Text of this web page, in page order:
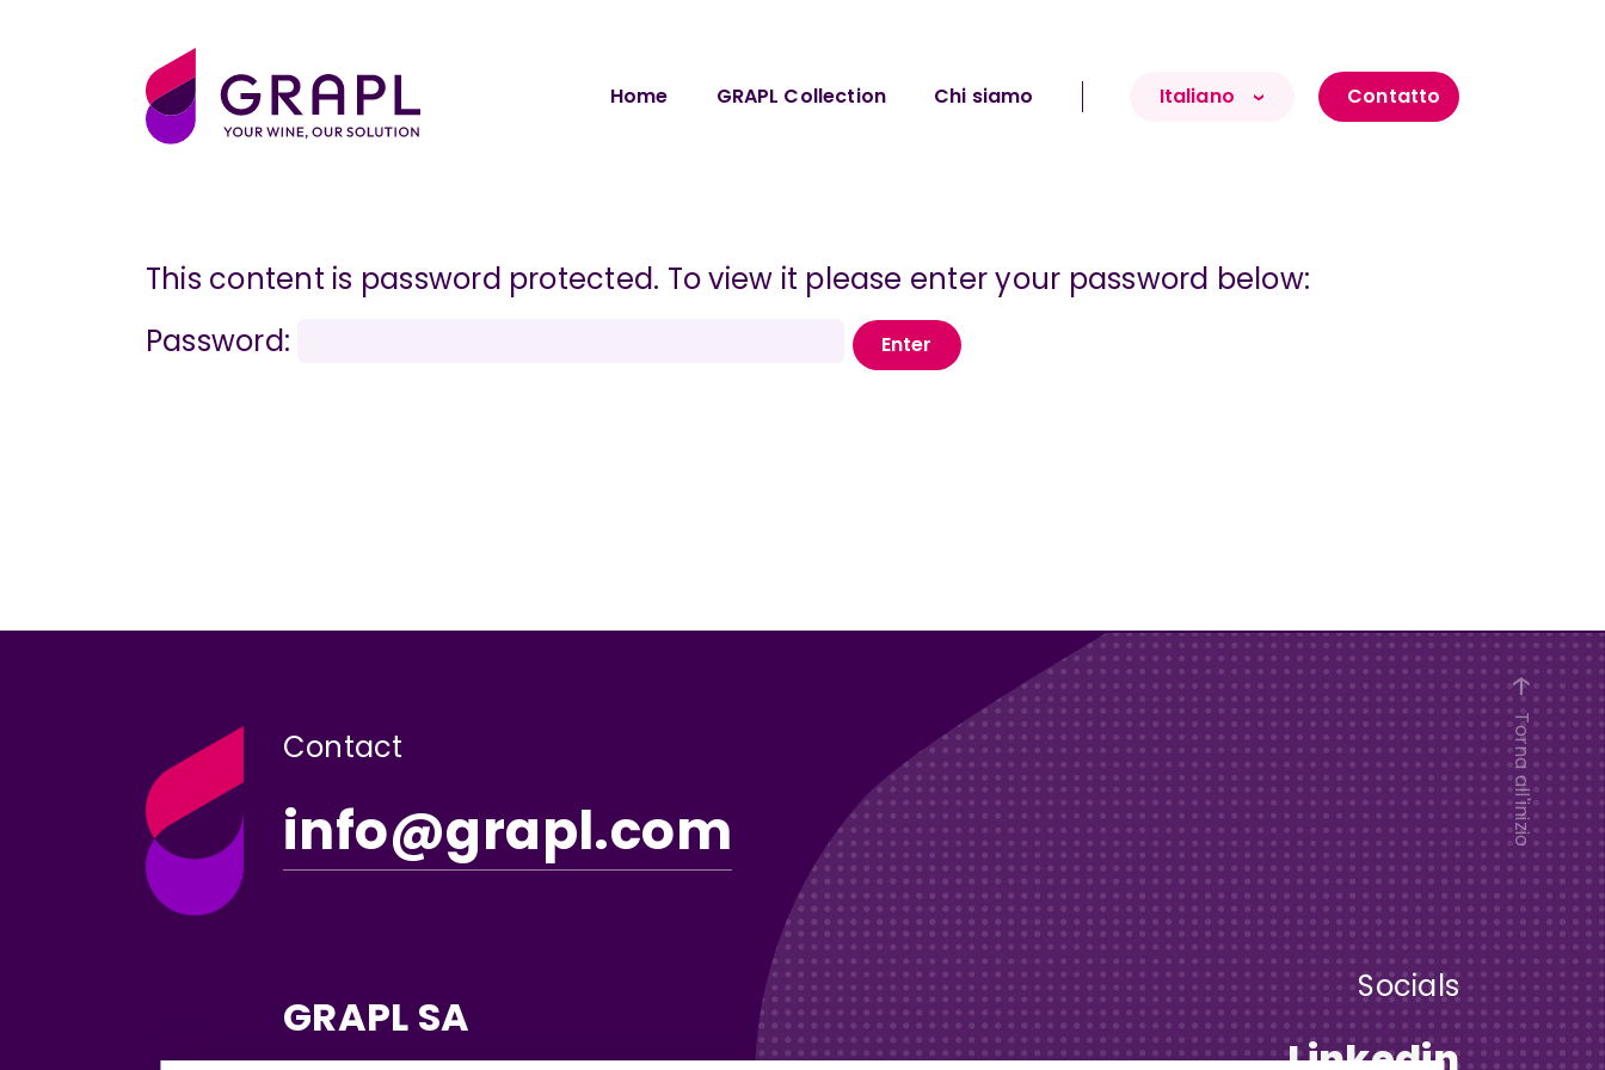
Home GRAPL Collection Chi siamo Italiano Contatto
This content is password protected. To view it please enter your password below:
Password:
Torna all'inizio
Contact
info@grapl.com
GRAPL SA
Socials
Linkedin